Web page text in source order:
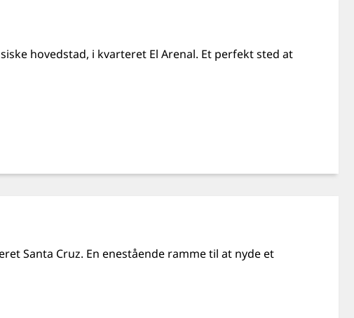
hovedstad, i kvarteret El Arenal. Et perfekt sted at
Santa Cruz. En enestående ramme til at nyde et